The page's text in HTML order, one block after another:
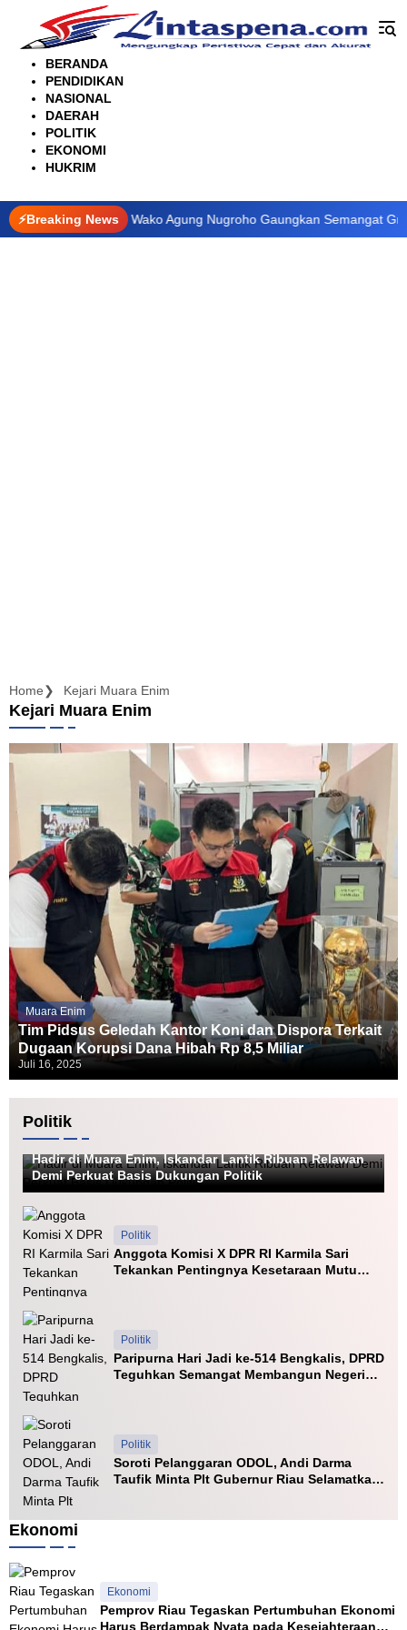
konten
BERANDA
PENDIDIKAN
NASIONAL
DAERAH
POLITIK
EKONOMI
HUKRIM
⚡Breaking News
GCMC 2026, Wako Agung Nugroho Gaungkan Semangat Green
Home Kejari Muara Enim
Kejari Muara Enim
Muara Enim
Tim Pidsus Geledah Kantor Koni dan Dispora Terkait
Dugaan Korupsi Dana Hibah Rp 8,5 Miliar
Juli 16, 2025
Politik
Politik
Hadir di Muara Enim, Iskandar Lantik Ribuan Relawan
Demi Perkuat Basis Dukungan Politik
Politik
Anggota Komisi X DPR RI Karmila Sari
Tekankan Pentingnya Kesetaraan Mutu
Politik
Paripurna Hari Jadi ke-514 Bengkalis, DPRD
Teguhkan Semangat Membangun Negeri
Politik
Soroti Pelanggaran ODOL, Andi Darma
Taufik Minta Plt Gubernur Riau Selamatkan
Ekonomi
Ekonomi
Pemprov Riau Tegaskan Pertumbuhan Ekonomi
Harus Berdampak Nyata pada Kesejahteraan